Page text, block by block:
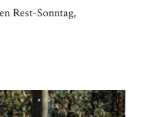
Rest-Sonntag,